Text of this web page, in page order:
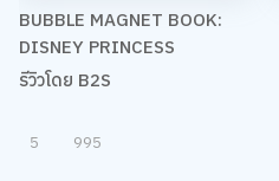
BUBBLE MAGNET BOOK:
DISNEY PRINCESS
รีวิวโดย B2S
5 995